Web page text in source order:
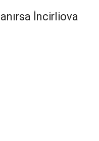
İncirliova